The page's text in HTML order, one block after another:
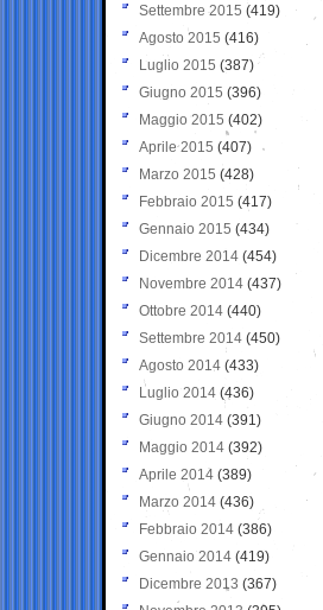
Settembre 2015 (419)
Agosto 2015 (416)
Luglio 2015 (387)
Giugno 2015 (396)
Maggio 2015 (402)
Aprile 2015 (407)
Marzo 2015 (428)
Febbraio 2015 (417)
Gennaio 2015 (434)
Dicembre 2014 (454)
Novembre 2014 (437)
Ottobre 2014 (440)
Settembre 2014 (450)
Agosto 2014 (433)
Luglio 2014 (436)
Giugno 2014 (391)
Maggio 2014 (392)
Aprile 2014 (389)
Marzo 2014 (436)
Febbraio 2014 (386)
Gennaio 2014 (419)
Dicembre 2013 (367)